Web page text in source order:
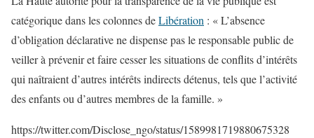
catégorique dans les colonnes deLibération : « L’absence
d’obligation déclarative ne dispense pas le responsable public de
veiller à prévenir et faire cesser les situations de conflits d’intérêts
qui naîtraient d’autres intérêts indirects détenus, tels que l’activité
des enfants ou d’autres membres de la famille. »
https://twitter.com/Disclose_ngo/status/1589981719880675328